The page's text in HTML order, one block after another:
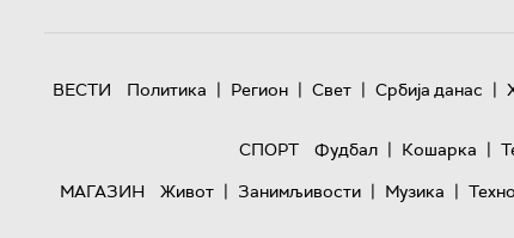
ВЕСТИ Политика | Регион | Свет | Србија данас |
СПОРТ
Фудбал | Кошарка |
МАГАЗИН
Живот | Занимљивости | Музика |